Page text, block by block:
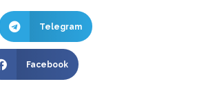
Telegram
Facebook